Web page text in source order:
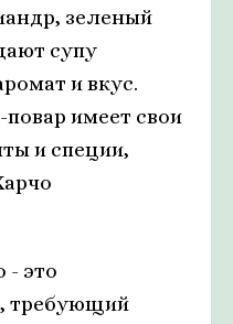
зеленый
супу
и вкус.
имеет свои
и специи,
- это
требующий